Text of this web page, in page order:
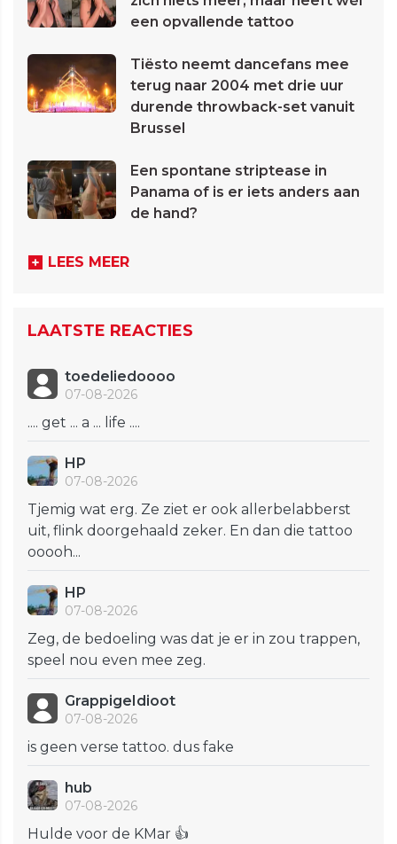
een opvallende tattoo
Tiësto neemt dancefans mee
terug naar 2004 met drie uur
durende throwback-set vanuit
Brussel
Een spontane striptease in
Panama of is er iets anders aan
de hand?
LEES MEER
LAATSTE REACTIES
toedeliedoooo
07-08-2026
.... get ... a ... life ....
HP
07-08-2026
Tjemig wat erg. Ze ziet er ook allerbelabberst
uit, flink doorgehaald zeker. En dan die tattoo
ooooh...
HP
07-08-2026
Zeg, de bedoeling was dat je er in zou trappen,
speel nou even mee zeg.
GrappigeIdioot
07-08-2026
is geen verse tattoo. dus fake
hub
07-08-2026
Hulde voor de KMar 👍